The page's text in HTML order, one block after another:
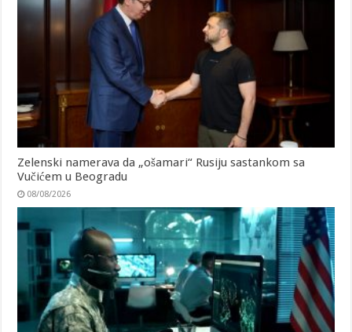
Zelenski namerava da „ošamari“ Rusiju sastankom sa
Vučićem u Beogradu
08/08/2026